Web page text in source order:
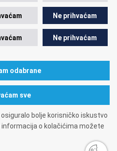
pitanje
tel: 01/4595-500
fax: 01/4595-063
OIB: 84397956623
Ne prihvaćam
Ne prihvaćam
odabrane
sve
bolje korisničko iskustvo
o kolačićima možete